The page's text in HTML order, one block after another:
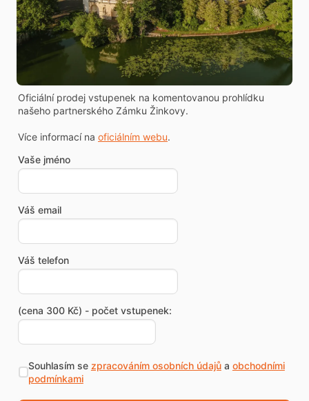
Oficiální prodej vstupenek na komentovanou prohlídku
našeho partnerského Zámku Žinkovy.
Více informací na oficiálním webu.
Vaše jméno
Váš email
Váš telefon
(cena 300 Kč) - počet vstupenek:
Souhlasím se zpracováním osobních údajůa obchodními
podmínkami